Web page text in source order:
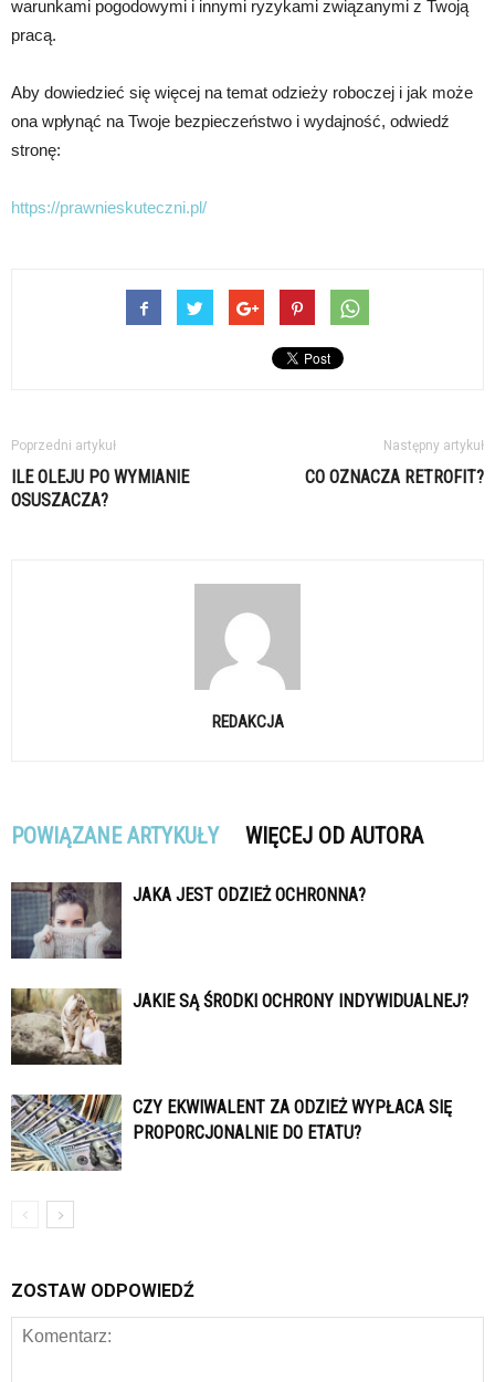
warunkami pogodowymi i innymi ryzykami związanymi z Twoją
pracą.
Aby dowiedzieć się więcej na temat odzieży roboczej i jak może
ona wpłynąć na Twoje bezpieczeństwo i wydajność, odwiedź
stronę:
https://prawnieskuteczni.pl/
Poprzedni artykuł
ILE OLEJU PO WYMIANIE
OSUSZACZA?
Następny artykuł
CO OZNACZA RETROFIT?
REDAKCJA
POWIĄZANE ARTYKUŁY WIĘCEJ OD AUTORA
JAKA JEST ODZIEŻ OCHRONNA?
JAKIE SĄ ŚRODKI OCHRONY INDYWIDUALNEJ?
CZY EKWIWALENT ZA ODZIEŻ WYPŁACA SIĘ
PROPORCJONALNIE DO ETATU?
ZOSTAW ODPOWIEDŹ